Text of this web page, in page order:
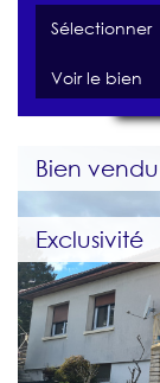
Sélectionner
Voir le bien
Bien vendu
Exclusivité